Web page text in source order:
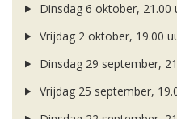
Dinsdag 6 oktober, 21.00
Vrijdag 2 oktober, 19.00
Dinsdag 29 september,
Vrijdag 25 september,